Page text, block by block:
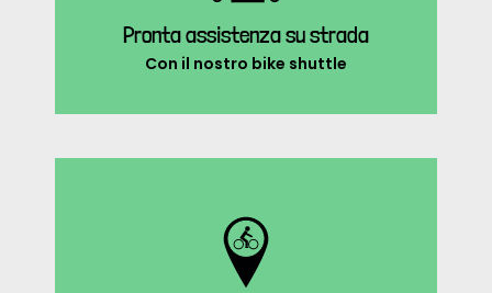
Pronta assistenza su strada
Con il nostro bike shuttle